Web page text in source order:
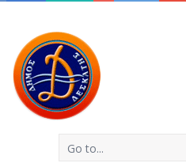
Go to...